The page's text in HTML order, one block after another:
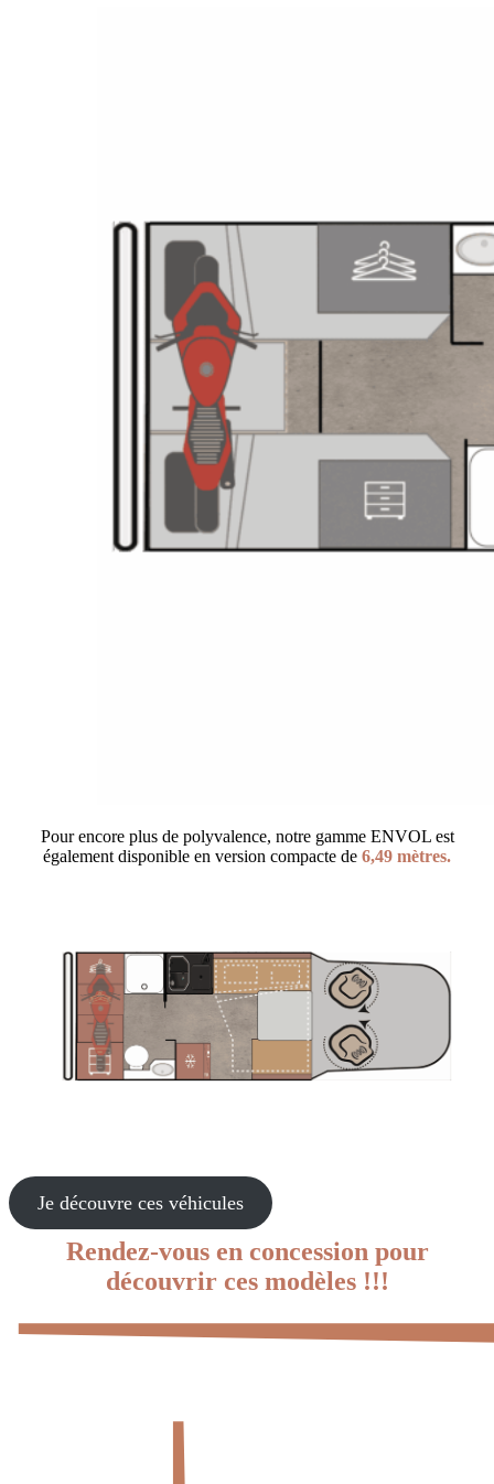
Pour encore plus de polyvalence, notre gamme ENVOL est
également disponible en version compacte de 6,49 mètres.
Je découvre ces véhicules
Rendez-vous en concession pour
découvrir ces modèles !!!